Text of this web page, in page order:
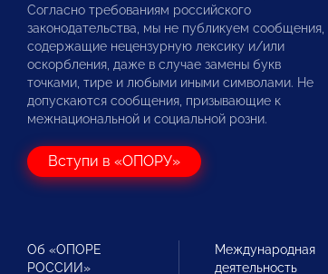
Согласно требованиям российского
законодательства, мы не публикуем сообщения,
содержащие нецензурную лексику и/или
оскорбления, даже в случае замены букв
точками, тире и любыми иными символами. Не
допускаются сообщения, призывающие к
межнациональной и социальной розни.
Вступи в «ОПОРУ»
Об «ОПОРЕ
РОССИИ»
Международная
деятельность